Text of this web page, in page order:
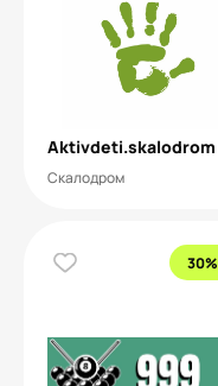
Aktivdeti.skalodrom
Скалодром
30%